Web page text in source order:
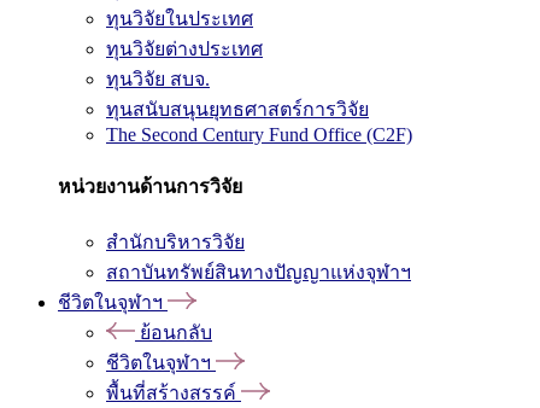
ทุนวิจัยในประเทศ
ทุนวิจัยต่างประเทศ
ทุนวิจัย สบจ.
ทุนสนับสนุนยุทธศาสตร์การวิจัย
The Second Century Fund Office (C2F)
หน่วยงานด้านการวิจัย
สำนักบริหารวิจัย
สถาบันทรัพย์สินทางปัญญาแห่งจุฬาฯ
ชีวิตในจุฬาฯ
ย้อนกลับ
ชีวิตในจุฬาฯ
พื้นที่สร้างสรรค์